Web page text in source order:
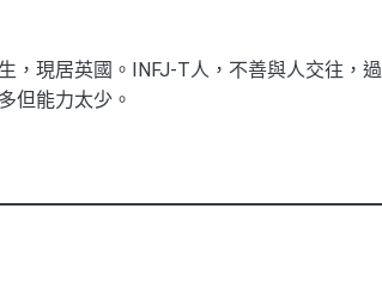
，現居英國。INFJ-T人，不善與人交往，過
但能力太少。